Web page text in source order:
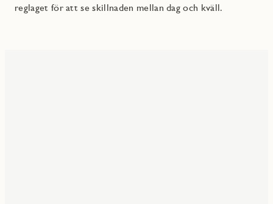
reglaget för att se skillnaden mellan dag och kväll.